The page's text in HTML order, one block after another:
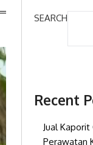
SEARCH
Recent
Jual
Perawatan